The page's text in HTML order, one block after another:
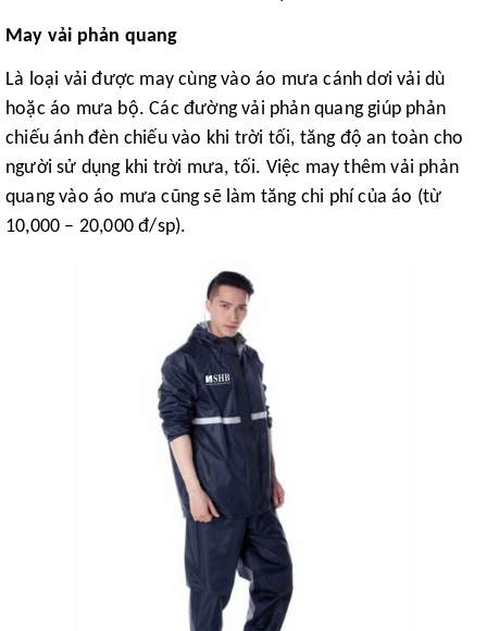
May vải phản quang
Là loại vải được may cùng vào áo mưa cánh dơi vải dù
hoặc áo mưa bộ. Các đường vải phản quang giúp phản
chiếu ánh đèn chiếu vào khi trời tối, tăng độ an toàn cho
người sử dụng khi trời mưa, tối. Việc may thêm vải phản
quang vào áo mưa cũng sẽ làm tăng chi phí của áo (từ
10,000 – 20,000 đ/sp).